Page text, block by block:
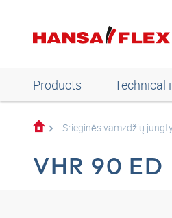
Products Technical
Srieginės vamzdžių
VHR 90 ED